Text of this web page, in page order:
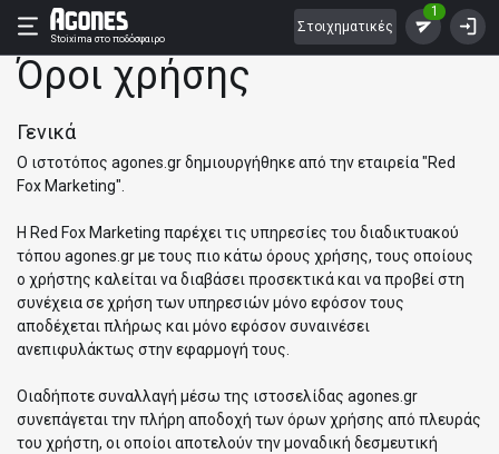
Stoixima στο ποδόσφαιρο
Στοιχηματικές
1
Όροι χρήσης
Γενικά
Ο ιστοτόπος agones.gr δημιουργήθηκε από την εταιρεία "Red
Fox Marketing".
H Red Fox Marketing παρέχει τις υπηρεσίες του διαδικτυακού
τόπου agones.gr με τους πιο κάτω όρους χρήσης, τους οποίους
ο χρήστης καλείται να διαβάσει προσεκτικά και να προβεί στη
συνέχεια σε χρήση των υπηρεσιών μόνο εφόσον τους
αποδέχεται πλήρως και μόνο εφόσον συναινέσει
ανεπιφυλάκτως στην εφαρμογή τους.
Οιαδήποτε συναλλαγή μέσω της ιστοσελίδας agones.gr
συνεπάγεται την πλήρη αποδοχή των όρων χρήσης από πλευράς
του χρήστη, οι οποίοι αποτελούν την μοναδική δεσμευτική